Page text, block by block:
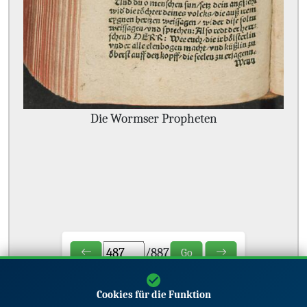
Die Wormser Propheten
/887 Go
Cookies für die Funktion